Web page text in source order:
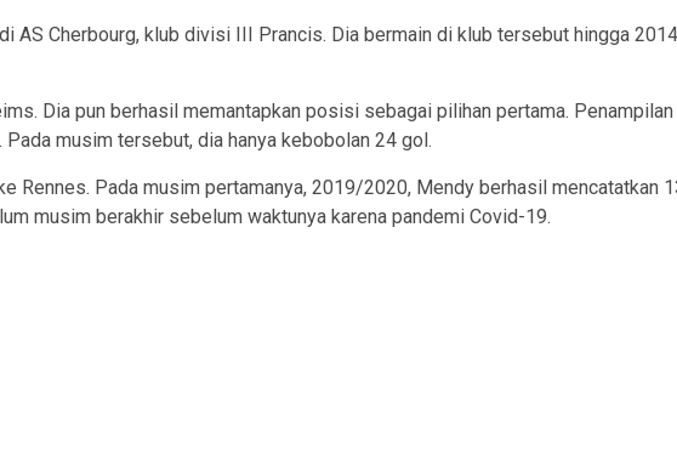
AS Cherbourg, klub divisi III Prancis. Dia bermain di klub tersebut hingga
Dia pun berhasil memantapkan posisi sebagai pilihan pertama.
musim tersebut, dia hanya kebobolan 24 gol.
Rennes. Pada musim pertamanya, 2019/2020, Mendy berhasil mencatatkan
musim berakhir sebelum waktunya karena pandemi Covid-19.